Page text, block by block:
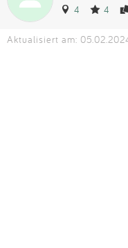
4 4
Aktualisiert am: